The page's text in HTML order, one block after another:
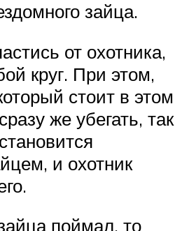
зайца.
от охотника,
круг. При этом,
стоит в этом
же убегать, так
и охотник
поймал, то